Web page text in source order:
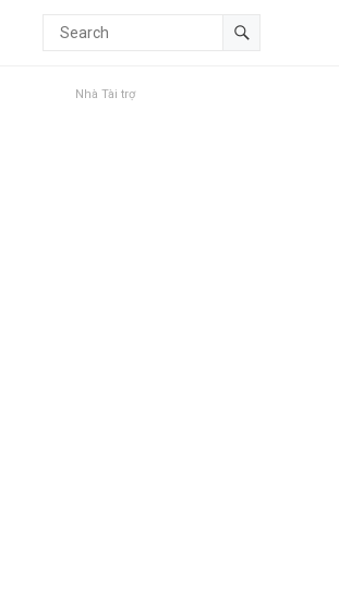
Nhà Tài trợ